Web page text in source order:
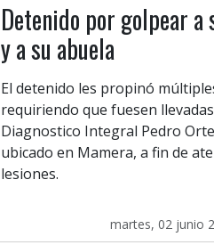
Detenido por golpear a
y a su abuela
El detenido les propinó
requiriendo que fuesen
Diagnostico Integral Pedro
ubicado en Mamera, a fin de
lesiones.
martes, 02 junio